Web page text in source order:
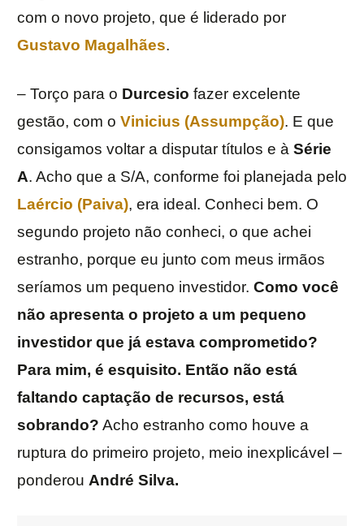
com o novo projeto, que é liderado por
Gustavo Magalhães.
– Torço para o Durcesio fazer excelente
gestão, com o Vinicius (Assumpção). E que
consigamos voltar a disputar títulos e à Série
A. Acho que a S/A, conforme foi planejada pelo
Laércio (Paiva), era ideal. Conheci bem. O
segundo projeto não conheci, o que achei
estranho, porque eu junto com meus irmãos
seríamos um pequeno investidor. Como você
não apresenta o projeto a um pequeno
investidor que já estava comprometido?
Para mim, é esquisito. Então não está
faltando captação de recursos, está
sobrando? Acho estranho como houve a
ruptura do primeiro projeto, meio inexplicável –
ponderou André Silva.